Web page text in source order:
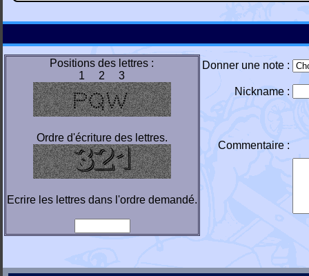
Positions des lettres :
1 2 3
Ordre d'écriture des lettres.
Ecrire les lettres dans l'ordre demandé.
Donner une note :
Nickname :
Commentaire :